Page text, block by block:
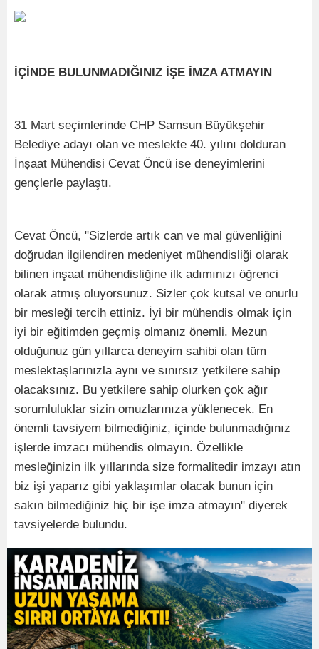
İÇİNDE BULUNMADIĞINIZ İŞE İMZA ATMAYIN
31 Mart seçimlerinde CHP Samsun Büyükşehir
Belediye adayı olan ve meslekte 40. yılını dolduran
İnşaat Mühendisi Cevat Öncü ise deneyimlerini
gençlerle paylaştı.
Cevat Öncü, "Sizlerde artık can ve mal güvenliğini
doğrudan ilgilendiren medeniyet mühendisliği olarak
bilinen inşaat mühendisliğine ilk adımınızı öğrenci
olarak atmış oluyorsunuz. Sizler çok kutsal ve onurlu
bir mesleği tercih ettiniz. İyi bir mühendis olmak için
iyi bir eğitimden geçmiş olmanız önemli. Mezun
olduğunuz gün yıllarca deneyim sahibi olan tüm
meslektaşlarınızla aynı ve sınırsız yetkilere sahip
olacaksınız. Bu yetkilere sahip olurken çok ağır
sorumluluklar sizin omuzlarınıza yüklenecek. En
önemli tavsiyem bilmediğiniz, içinde bulunmadığınız
işlerde imzacı mühendis olmayın. Özellikle
mesleğinizin ilk yıllarında size formalitedir imzayı atın
biz işi yaparız gibi yaklaşımlar olacak bunun için
sakın bilmediğiniz hiç bir işe imza atmayın" diyerek
tavsiyelerde bulundu.